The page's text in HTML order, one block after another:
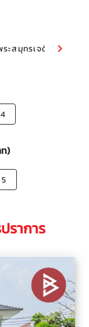
ะสมุทรเจดีย์
4
)
5
ราการ